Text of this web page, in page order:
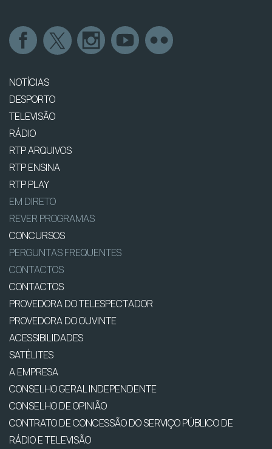
NOTÍCIAS
DESPORTO
TELEVISÃO
RÁDIO
RTP ARQUIVOS
RTP ENSINA
RTP PLAY
EM DIRETO
REVER PROGRAMAS
CONCURSOS
PERGUNTAS FREQUENTES
CONTACTOS
CONTACTOS
PROVEDORA DO TELESPECTADOR
PROVEDORA DO OUVINTE
ACESSIBILIDADES
SATÉLITES
A EMPRESA
CONSELHO GERAL INDEPENDENTE
CONSELHO DE OPINIÃO
CONTRATO DE CONCESSÃO DO SERVIÇO PÚBLICO DE
RÁDIO E TELEVISÃO